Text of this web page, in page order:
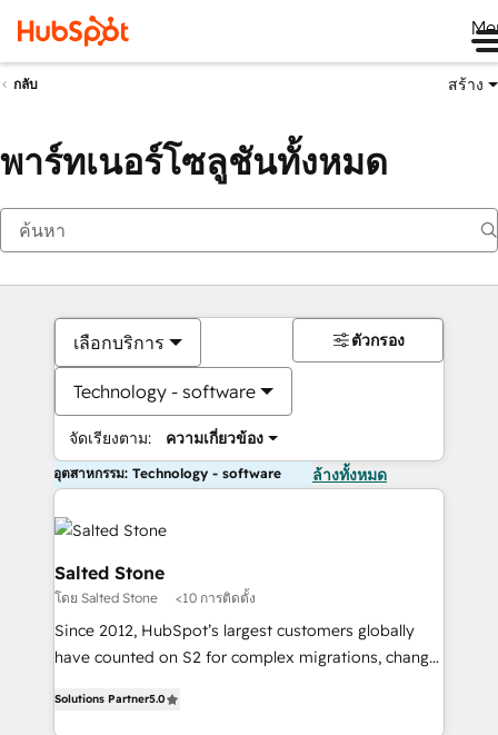
กลับ สร้าง
พาร์ทเนอร์โซลูชันทั้งหมด
เลือกบริการ
Technology - software
จัดเรียงตาม: ความเกี่ยวข้อง
ตัวกรอง
อุตสาหกรรม: Technology - software ล้างทั้งหมด
Salted Stone
โดย Salted Stone <10 การติดตั้ง
Since 2012, HubSpot’s largest customers globally
have counted on S2 for complex migrations, change
solutions that deliver measurable impact and
Solutions Partner5.0